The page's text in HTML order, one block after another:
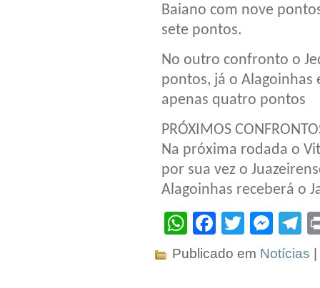
Baiano com nove
sete pontos.
No outro confronto o
pontos, já o Alagoinhas
apenas quatro pontos
PRÓXIMOS
Na próxima rodada o
por sua vez o
Alagoinhas receberá o
WhatsApp
Facebook
Twitter
Publicado em Notícias